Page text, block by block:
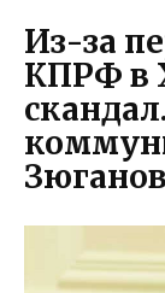
Из-за
КПРФ в